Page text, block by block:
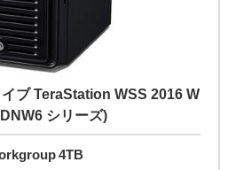
ブ TeraStation WSS 2016 W
シリーズ)
4TB